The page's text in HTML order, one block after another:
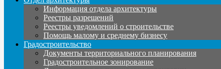
Информация отдела архитектуры
Реестры разрешений
Реестры уведомлений о строительстве
Помощь малому и среднему бизнесу
Градостроительство
Документы территориального планирования
Градостроительное зонирование